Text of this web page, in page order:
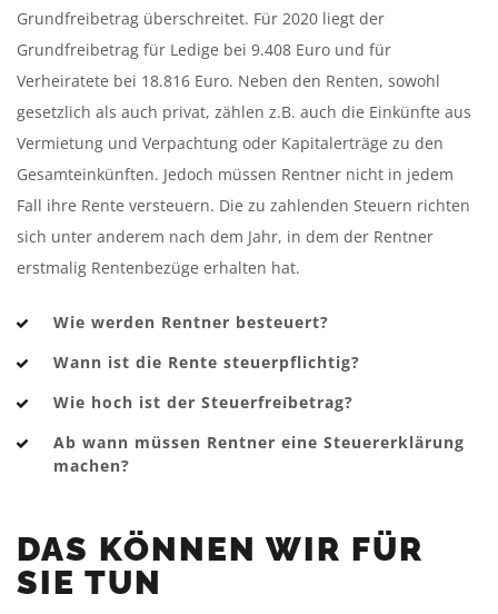
Grundfreibetrag überschreitet. Für 2020 liegt der
Grundfreibetrag für Ledige bei 9.408 Euro und für
Verheiratete bei 18.816 Euro. Neben den Renten, sowohl
gesetzlich als auch privat, zählen z.B. auch die Einkünfte aus
Vermietung und Verpachtung oder Kapitalerträge zu den
Gesamteinkünften. Jedoch müssen Rentner nicht in jedem
Fall ihre Rente versteuern. Die zu zahlenden Steuern richten
sich unter anderem nach dem Jahr, in dem der Rentner
erstmalig Rentenbezüge erhalten hat.
Wie werden Rentner besteuert?
Wann ist die Rente steuerpflichtig?
Wie hoch ist der Steuerfreibetrag?
Ab wann müssen Rentner eine Steuererklärung
machen?
DAS KÖNNEN WIR FÜR
SIE TUN